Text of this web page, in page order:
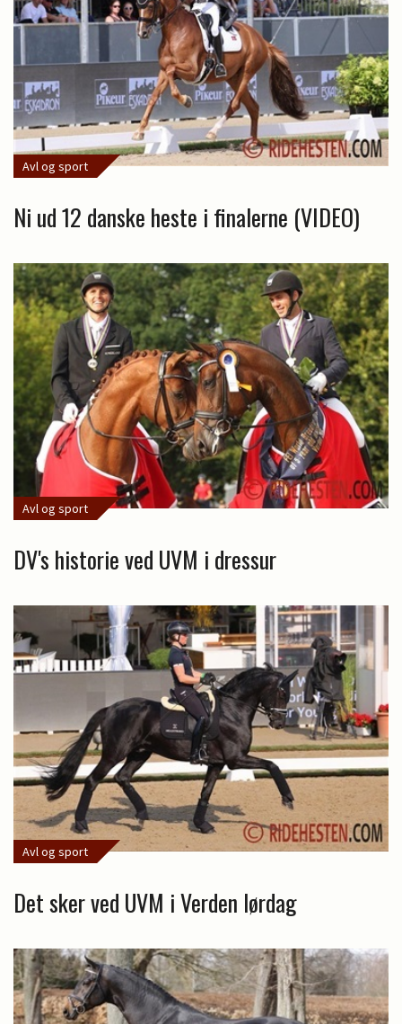
Avl og sport
Ni ud 12 danske heste i finalerne (VIDEO)
Avl og sport
DV's historie ved UVM i dressur
Avl og sport
Det sker ved UVM i Verden lørdag